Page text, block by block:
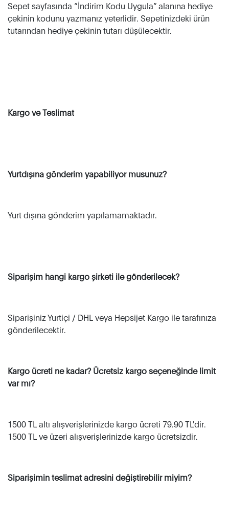
Sepet sayfasında “İndirim Kodu Uygula” alanına hediye
çekinin kodunu yazmanız yeterlidir. Sepetinizdeki ürün
tutarından hediye çekinin tutarı düşülecektir.
Kargo ve Teslimat
Yurtdışına gönderim yapabiliyor musunuz?
Yurt dışına gönderim yapılamamaktadır.
Siparişim hangi kargo şirketi ile gönderilecek?
Siparişiniz Yurtiçi / DHL veya Hepsijet Kargo ile tarafınıza
gönderilecektir.
Kargo ücreti ne kadar? Ücretsiz kargo seçeneğinde limit
var mı?
1500 TL altı alışverişlerinizde kargo ücreti 79.90 TL'dir.
1500 TL ve üzeri alışverişlerinizde kargo ücretsizdir.
Siparişimin teslimat adresini değiştirebilir miyim?